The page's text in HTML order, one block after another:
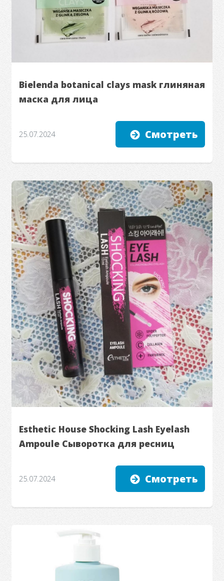
Bielenda botanical clays mask глиняная
маска для лица
25.07.2024 Смотреть
Esthetic House Shocking Lash Eyelash
Ampoule Сыворотка для ресниц
25.07.2024 Смотреть